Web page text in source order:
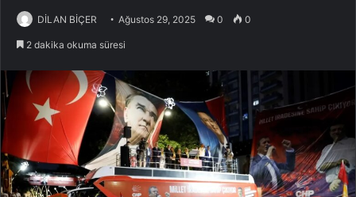
DİLAN BİÇER Ağustos 29, 2025 0 0
2 dakika okuma süresi